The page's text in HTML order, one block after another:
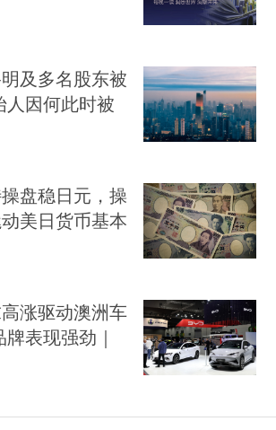
明及多名股东被
人因何此时被
盘稳日元，操
美日货币基本
涨驱动澳洲车
表现强劲｜